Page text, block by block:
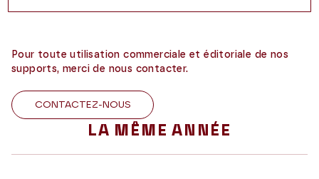
Pour toute utilisation commerciale et éditoriale de nos
supports, merci de nous contacter.
CONTACTEZ-NOUS
LA MÊME ANNÉE